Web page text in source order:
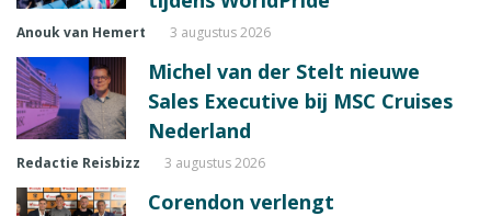
Anouk van Hemert 3 augustus 2026
Michel van der Stelt nieuwe
Sales Executive bij MSC Cruises
Nederland
Redactie Reisbizz 3 augustus 2026
Corendon verlengt